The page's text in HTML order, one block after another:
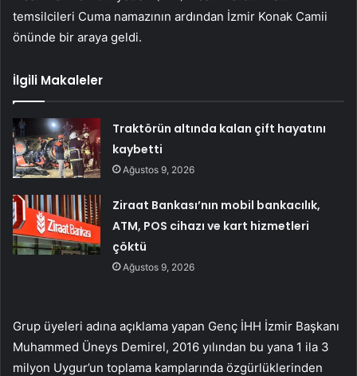
temsilcileri Cuma namazının ardından İzmir Konak Camii
önünde bir araya geldi.
İlgili Makaleler
Traktörün altında kalan çift hayatını
kaybetti
Ağustos 9, 2026
Ziraat Bankası’nın mobil bankacılık,
ATM, POS cihazı ve kart hizmetleri
çöktü
Ağustos 9, 2026
Grup üyeleri adına açıklama yapan Genç İHH İzmir Başkanı
Muhammed Üneys Demirel, 2016 yılından bu yana 1 ila 3
milyon Uygur’un toplama kamplarında özgürlüklerinden